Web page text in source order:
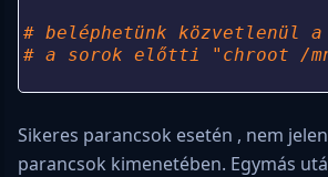
# beléphetünk közvetlenül
# a sorok előtti "chroot /
Sikeres parancsok esetén , nem
parancsok kimenetében. Egymás